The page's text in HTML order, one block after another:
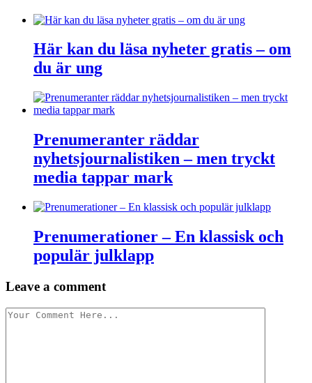
Här kan du läsa nyheter gratis – om
du är ung
Prenumeranter räddar
nyhetsjournalistiken – men tryckt
media tappar mark
Prenumerationer – En klassisk och
populär julklapp
Leave a comment